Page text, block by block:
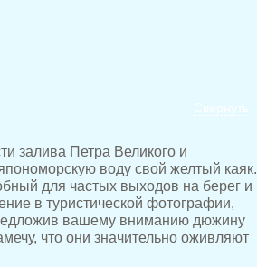
Свернуть
залива Петра Великого и
воду свой желтый каяк.
для частых выходов на берег и
в туристической фотографии,
вашему вниманию дюжину
что они значительно оживляют